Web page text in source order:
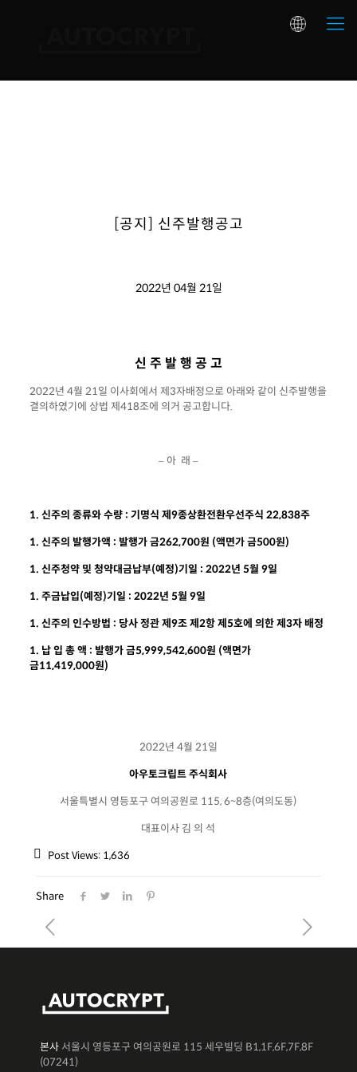
[공지] 신주발행공고
2022년 04월 21일
신 주 발 행 공 고
2022년 4월 21일 이사회에서 제3자배정으로 아래와 같이 신주발행을
결의하였기에 상법 제418조에 의거 공고합니다.
– 아 래 –
1. 신주의 종류와 수량 : 기명식 제9종상환전환우선주식 22,838주
1. 신주의 발행가액 : 발행가 금262,700원 (액면가 금500원)
1. 신주청약 및 청약대금납부(예정)기일 : 2022년 5월 9일
1. 주금납입(예정)기일 : 2022년 5월 9일
1. 신주의 인수방법 : 당사 정관 제9조 제2항 제5호에 의한 제3자 배정
1. 납 입 총 액 : 발행가 금5,999,542,600원 (액면가
금11,419,000원)
2022년 4월 21일
아우토크립트 주식회사
서울특별시 영등포구 여의공원로 115, 6~8층(여의도동)
대표이사 김 의 석
Post Views: 1,636
Share
본사 서울시 영등포구 여의공원로 115 세우빌딩 B1,1F,6F,7F,8F
(07241)